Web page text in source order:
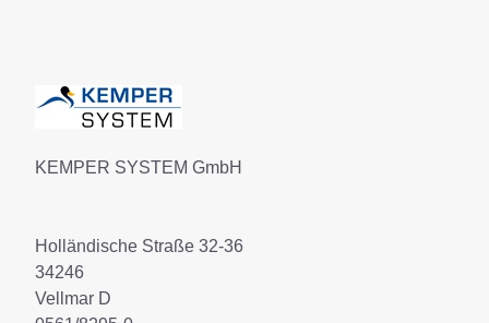
KEMPER SYSTEM GmbH
Holländische Straße 32-36
34246
Vellmar D